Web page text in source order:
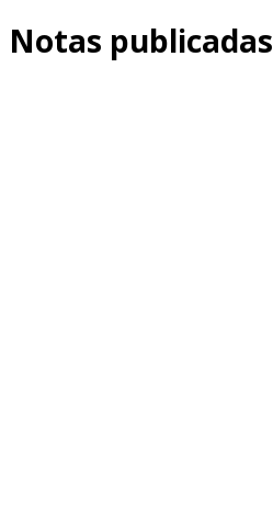
Notas publicadas